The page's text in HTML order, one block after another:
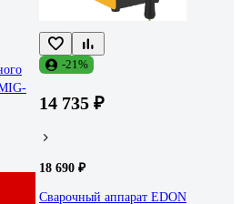
-21%
14 735 ₽
18 690 ₽
Сварочный аппарат EDON